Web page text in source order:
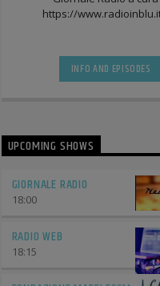
https://
INFO AND EPISODES
UPCOMING SHOWS
GIORNALE RADIO
18:00
RADIO WEB
18:15